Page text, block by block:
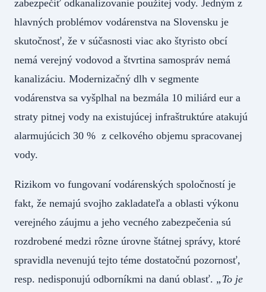
zabezpečiť odkanalizovanie použitej vody. Jedným z
hlavných problémov vodárenstva na Slovensku je
skutočnosť, že v súčasnosti viac ako štyristo obcí
nemá verejný vodovod a štvrtina samospráv nemá
kanalizáciu. Modernizačný dlh v segmente
vodárenstva sa vyšplhal na bezmála 10 miliárd eur a
straty pitnej vody na existujúcej infraštruktúre atakujú
alarmujúcich 30 % z celkového objemu spracovanej
vody.
Rizikom vo fungovaní vodárenských spoločností je
fakt, že nemajú svojho zakladateľa a oblasti výkonu
verejného záujmu a jeho vecného zabezpečenia sú
rozdrobené medzi rôzne úrovne štátnej správy, ktoré
spravidla nevenujú tejto téme dostatočnú pozornosť,
resp. nedisponujú odborníkmi na danú oblasť. „To je